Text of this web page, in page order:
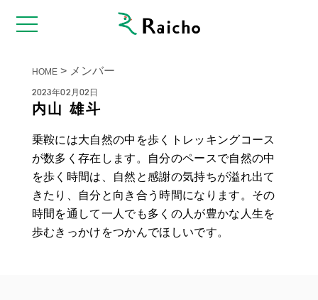
HOME> メンバー
2023年02月02日
内山 雄斗
乗鞍には大自然の中を歩くトレッキングコース
が数多く存在します。自分のペースで自然の中
を歩く時間は、自然と感謝の気持ちが溢れ出て
きたり、自分と向き合う時間になります。その
時間を通して一人でも多くの人が豊かな人生を
歩むきっかけをつかんでほしいです。